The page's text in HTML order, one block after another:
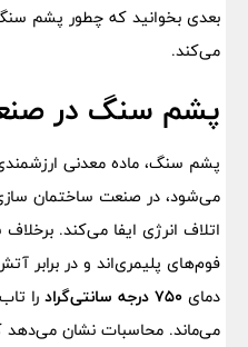
بعدی بخوانید که چطور پشم
می‌کند.
پشم سنگ در
پشم سنگ، ماده معدنی
می‌شود، در صنعت ساختمان
اتلاف انرژی ایفا می‌کند.
فوم‌های پلیمری‌اند و در
دمای ۷۵۰ درجه سانتی‌گراد
را
می‌ماند. محاسبات نشان می‌دهد